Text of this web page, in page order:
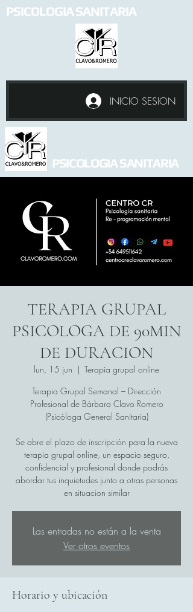
PSICOLOGIA SANITARIA
INICIO SESION
PSICOLOGIA SANITARIA
TERAPIA GRUPAL
PSICOLOGA DE 90MIN
DE DURACION
lun, 15 jun
  |
Terapia grupal online
Terapia Grupal Semanal – Dirección
Profesional de Bárbara Clavo Romero
(Psicóloga General Sanitaria)
Se abre el plazo de inscripción para la nueva
terapia grupal online, un espacio seguro,
confidencial y profesional donde podrás
abordar tus inquietudes junto a otras personas
en situacion similar
Las entradas no están a la venta
Ver otros eventos
Horario y ubicación